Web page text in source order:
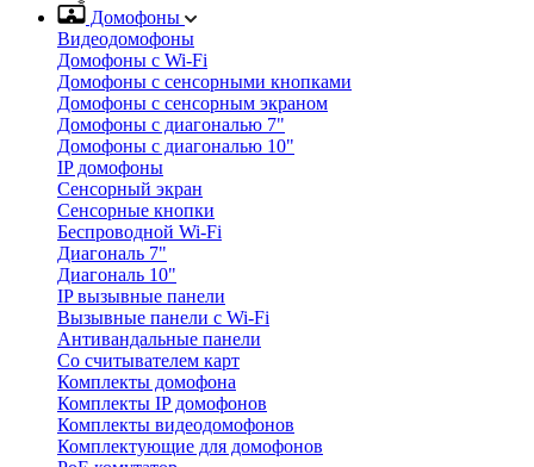
Домофоны
Видеодомофоны
Домофоны с Wi-Fi
Домофоны с сенсорными кнопками
Домофоны с сенсорным экраном
Домофоны с диагональю 7"
Домофоны с диагональю 10"
IP домофоны
Сенсорный экран
Сенсорные кнопки
Беспроводной Wi-Fi
Диагональ 7"
Диагональ 10"
IP вызывные панели
Вызывные панели с Wi-Fi
Антивандальные панели
Со считывателем карт
Комплекты домофона
Комплекты IP домофонов
Комплекты видеодомофонов
Комплектующие для домофонов